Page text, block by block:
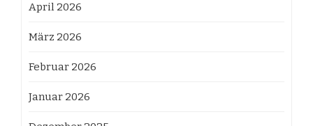
April 2026
März 2026
Februar 2026
Januar 2026